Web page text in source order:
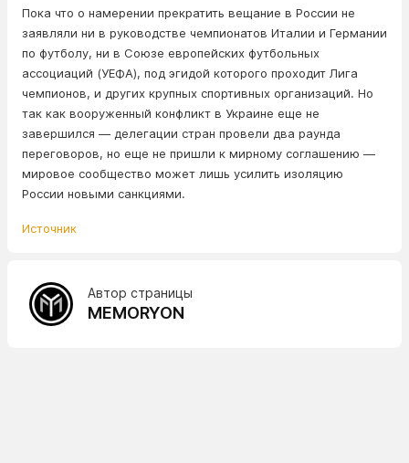
Пока что о намерении прекратить вещание в России не
заявляли ни в руководстве чемпионатов Италии и Германии
по футболу, ни в Союзе европейских футбольных
ассоциаций (УЕФА), под эгидой которого проходит Лига
чемпионов, и других крупных спортивных организаций. Но
так как вооруженный конфликт в Украине еще не
завершился — делегации стран провели два раунда
переговоров, но еще не пришли к мирному соглашению —
мировое сообщество может лишь усилить изоляцию
России новыми санкциями.
Источник
Автор страницы
MEMORYON